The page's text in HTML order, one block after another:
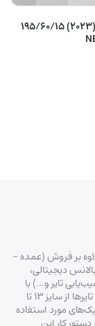
تایر نکسن کره (2023) 195/60/15
بر فروش (عمده –
دیجیتالی،
تایر و…) با
استفاده از به روزترین و دقیق‌ترین دستگاه‌ها برای انواع تایرها از سایز ۱۳ تا
مورد استفاده